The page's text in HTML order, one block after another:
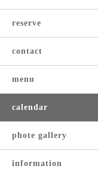
reserve
contact
menu
calendar
phote gallery
information